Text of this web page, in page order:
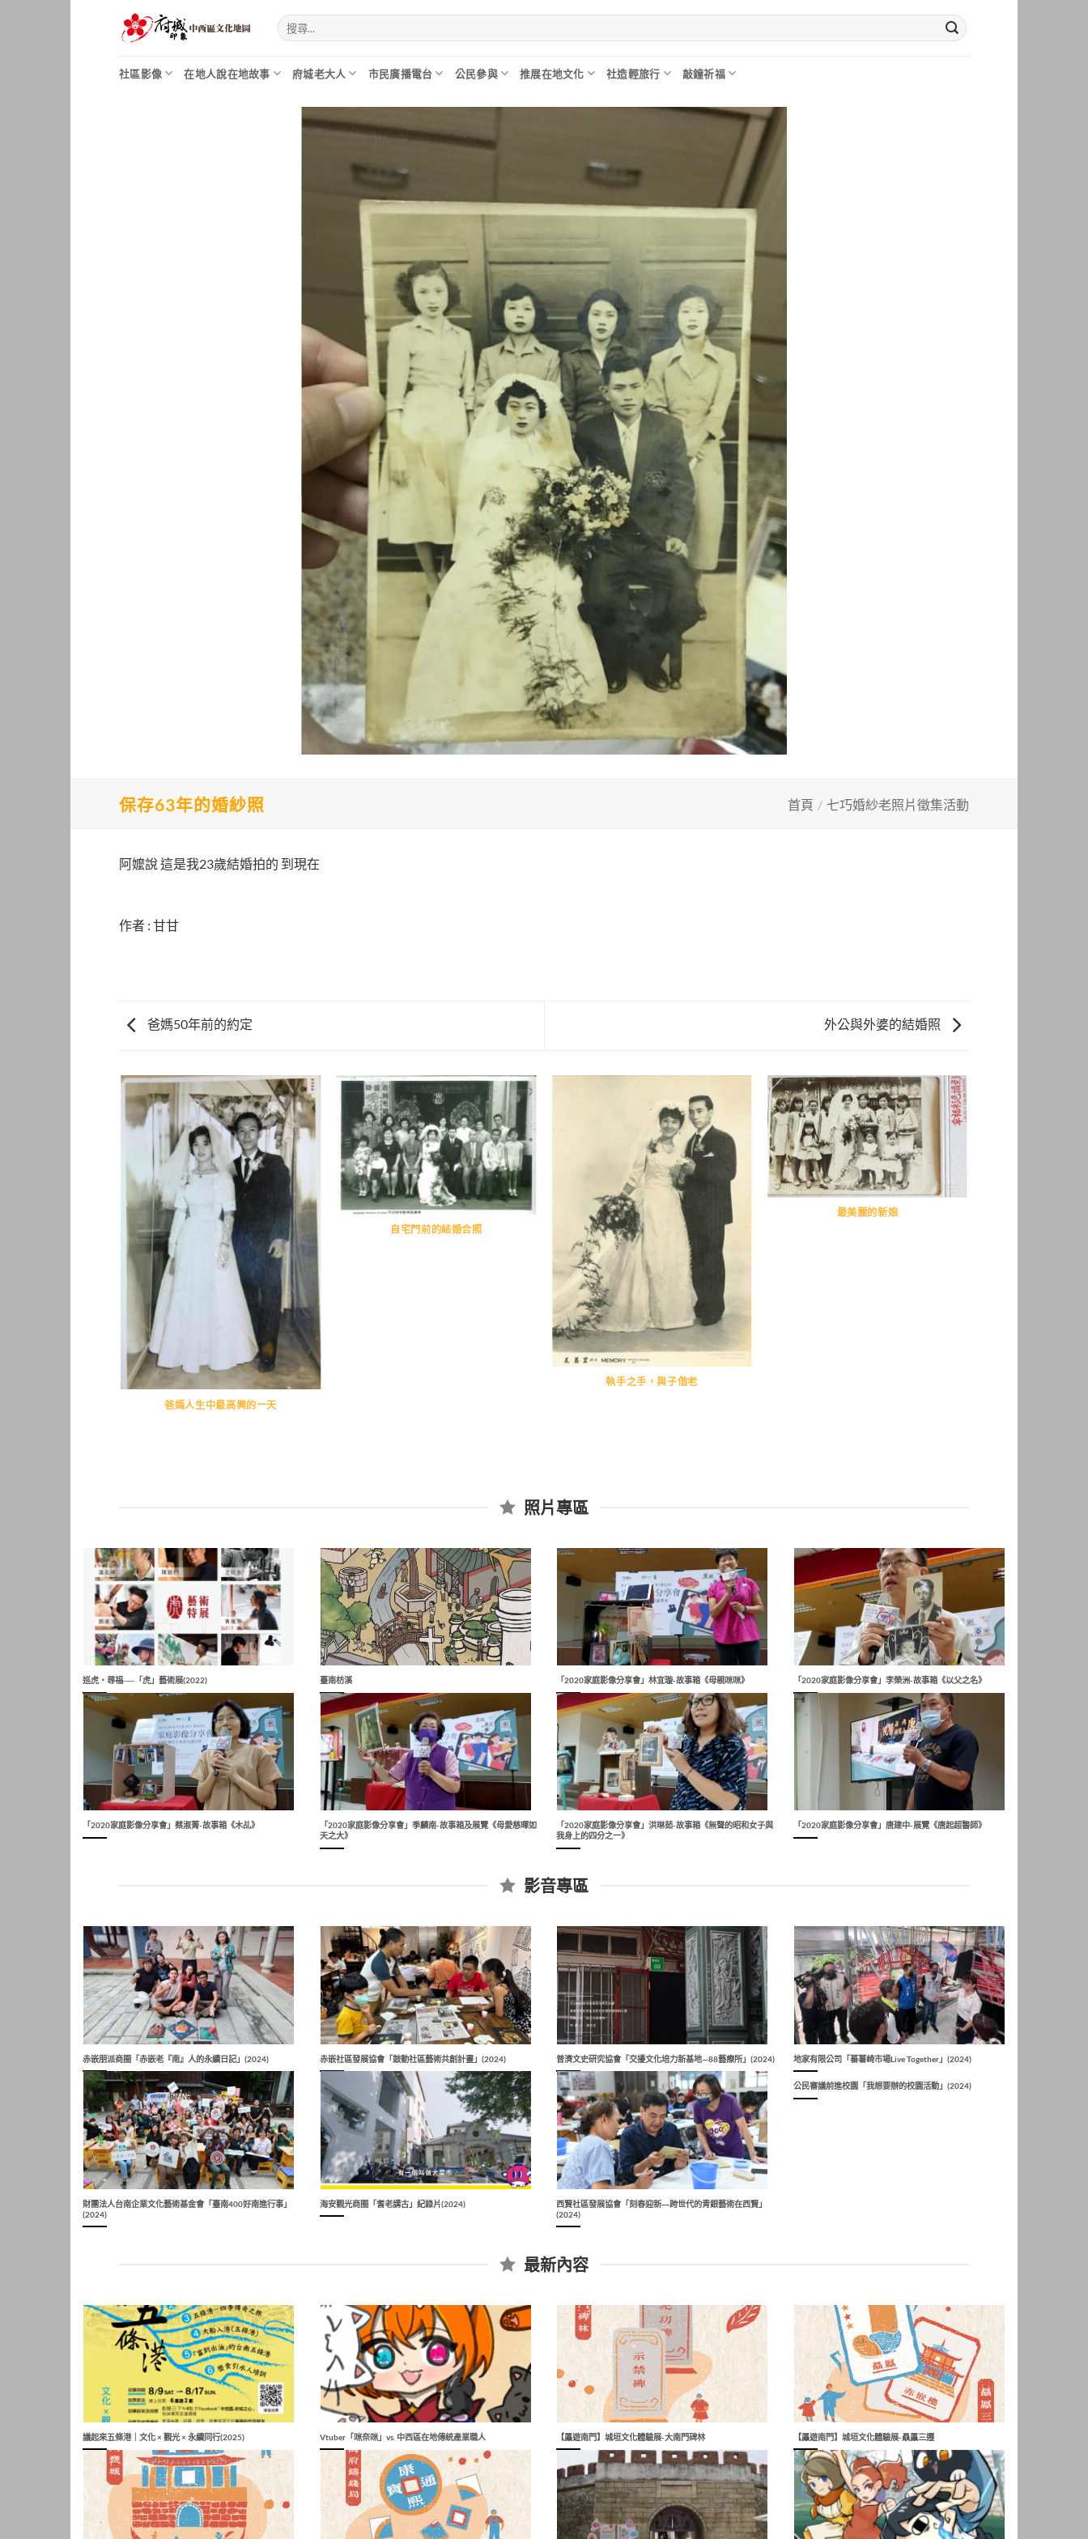
社區影像 在地人說在地故事 府城老大人 市民廣播電台 公民參與 推展在地文化 社造輕旅行 敲鐘祈福
保存63年的婚紗照 首頁 / 七巧婚紗老照片徵集活動
阿嬤說 這是我23歲結婚拍的 到現在
作者 : 甘甘
爸媽50年前的約定 外公與外婆的結婚照
爸媽人生中最高興的一天
自宅門前的結婚合照
執手之手，與子偕老
最美麗的新娘
照片專區
巡虎‧尋福──「虎」藝術展(2022) 臺南枋溪 「2020家庭影像分享會」林宜璇-故事箱《母親咪咪》 「2020家庭影像分享會」李榮洲-故事箱《以父之名》
「2020家庭影像分享會」蔡淑菁-故事箱《木乩》
「2020家庭影像分享會」季麟南-故事箱及展覽《母愛慈暉如
天之大》
「2020家庭影像分享會」洪琳茹-故事箱《無聲的昭和女子與
我身上的四分之一》
「2020家庭影像分享會」唐建中-展覽《唐起超醫師》
影音專區
赤嵌朋派商圈「赤嵌老『南』人的永續日記」(2024) 赤嵌社區發展協會「鼓動社區藝術共創計畫」(2024) 普濟文史研究協會「交擾文化培力新基地—88藝療所」(2024) 地家有限公司「蕃薯崎市場Live Together」(2024)
財團法人台南企業文化藝術基金會「臺南400好南進行事」
(2024)
海安觀光商圈「耆老講古」紀錄片(2024)
西賢社區發展協會「刻春迎新―跨世代的青銀藝術在西賢」
(2024)
公民審議前進校園「我想要辦的校園活動」(2024)
最新內容
議起來五條港｜文化 × 觀光 × 永續同行(2025) Vtuber「咪奈咪」vs. 中西區在地傳統產業職人 【屭遊南門】城垣文化體驗展-大南門碑林 【屭遊南門】城垣文化體驗展-贔屭三遷